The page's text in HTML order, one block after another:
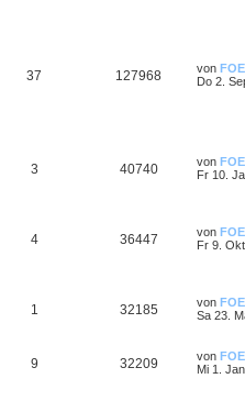
37 127968 von FOE
Do 2.
3 40740 von FOE
Fr 10.
4 36447 von FOE
Fr 9.
1 32185 von FOE
Sa 23.
9 32209 von FOE
Mi 1.